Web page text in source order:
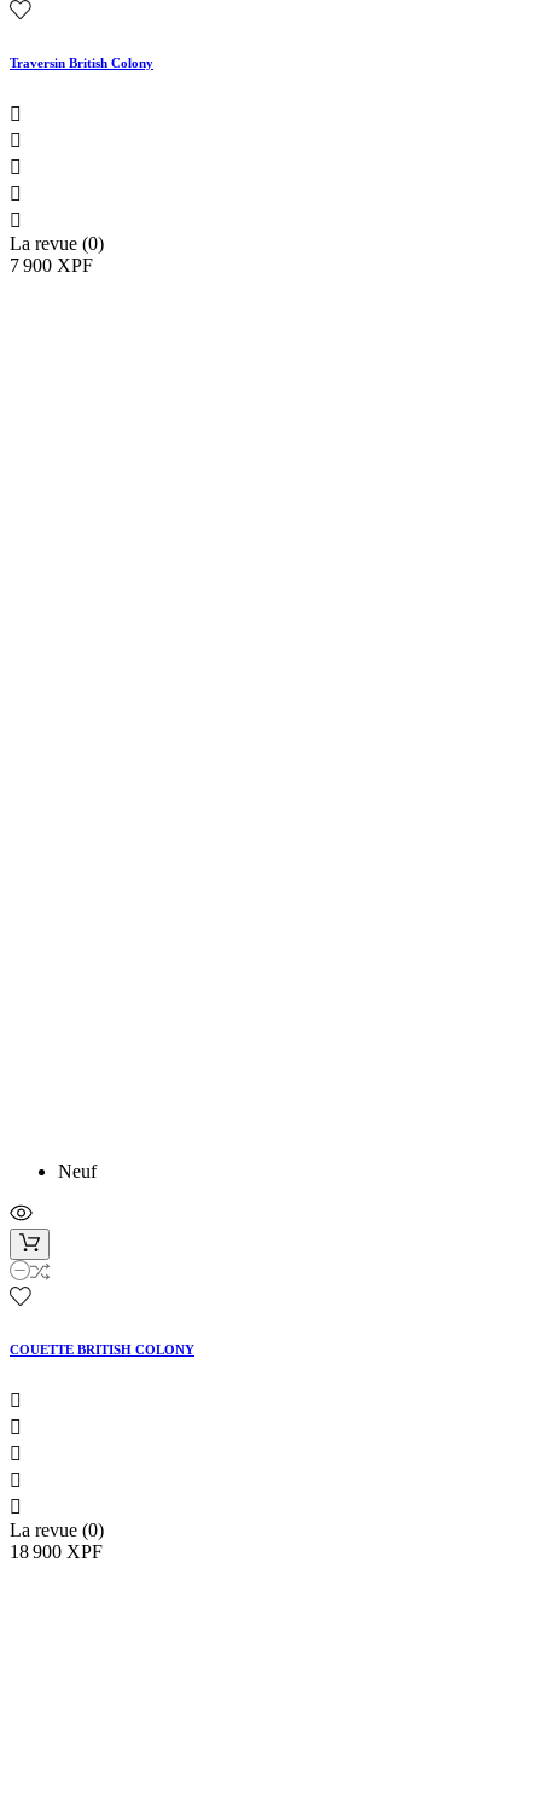
Traversin British Colony





La revue (0)
7 900 XPF
Neuf
COUETTE BRITISH COLONY





La revue (0)
18 900 XPF